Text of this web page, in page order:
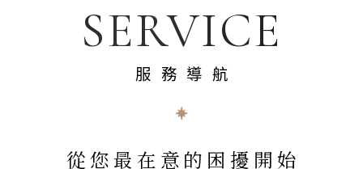
SERVICE
服務導航
從您最在意的困擾開始